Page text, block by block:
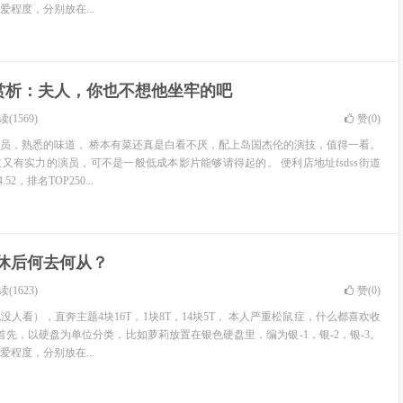
程度，分别放在...
：夫人，你也不想他坐牢的吧
(1569) 赞(0)
，熟悉的味道， 桥本有菜还真是白看不厌，配上岛国杰伦的演技，值得一看。
有实力的演员，可不是一般低成本影片能够请得起的。 便利店地址fsdss街道
，排名TOP250...
后何去何从？
(1623) 赞(0)
人看），直奔主题4块16T，1块8T，14块5T， 本人严重松鼠症，什么都喜欢收
先，以硬盘为单位分类，比如萝莉放置在银色硬盘里，编为银-1，银-2，银-3。
程度，分别放在...